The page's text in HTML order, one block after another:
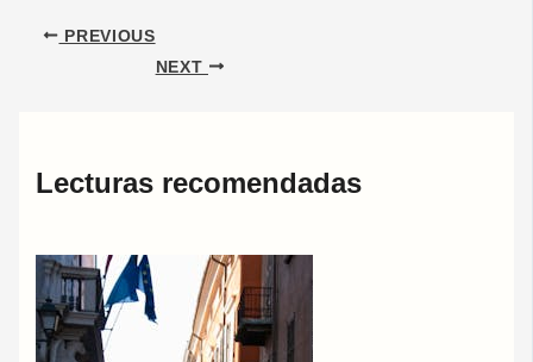
PREVIOUS
NEXT
Lecturas recomendadas